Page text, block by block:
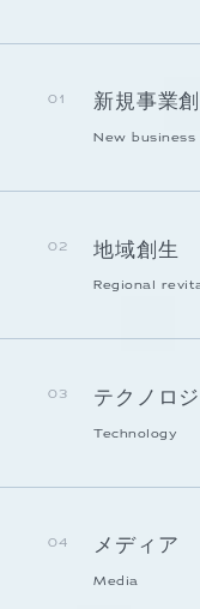
01 新規事業
New business
02 地域創生
Regional
03 テクノロ
Technology
04 メディア
Media